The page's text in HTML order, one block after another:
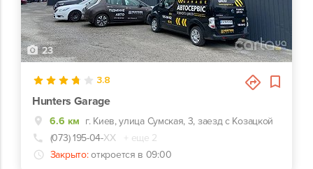
23
3.8
Hunters Garage
6.6 км г. Киев, улица Сумская, 3, заезд с Козацкой
(073) 195-04-ХХ
+ еще 2
Закрыто: откроется в 09:00